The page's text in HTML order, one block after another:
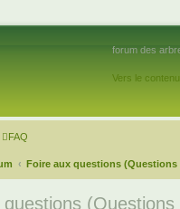
forum des
Vers le contenu
FAQ
Foire aux questions (Questions
questions